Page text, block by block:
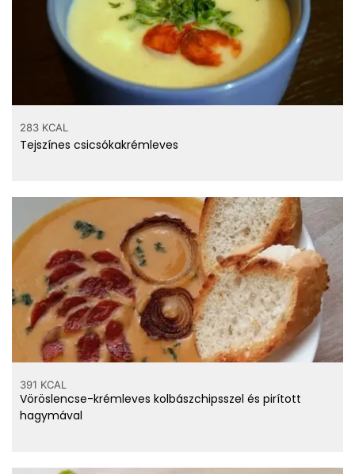
283 KCAL
Tejszínes csicsókakrémleves
391 KCAL
Vöröslencse-krémleves kolbászchipsszel és pirított
hagymával